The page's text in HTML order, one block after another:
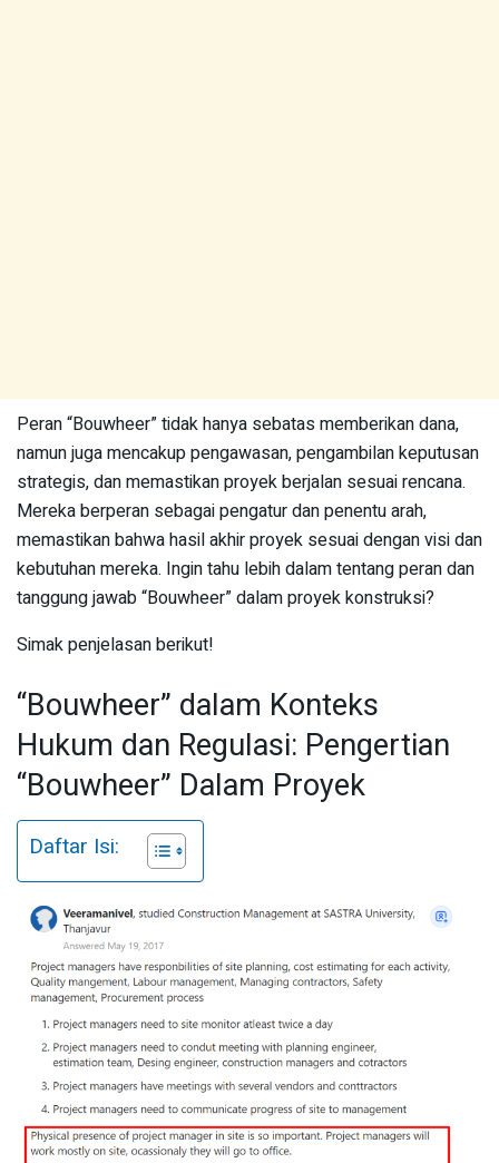
Peran “Bouwheer” tidak hanya sebatas memberikan dana,
namun juga mencakup pengawasan, pengambilan keputusan
strategis, dan memastikan proyek berjalan sesuai rencana.
Mereka berperan sebagai pengatur dan penentu arah,
memastikan bahwa hasil akhir proyek sesuai dengan visi dan
kebutuhan mereka. Ingin tahu lebih dalam tentang peran dan
tanggung jawab “Bouwheer” dalam proyek konstruksi?
Simak penjelasan berikut!
“Bouwheer” dalam Konteks
Hukum dan Regulasi: Pengertian
“Bouwheer” Dalam Proyek
Daftar Isi: